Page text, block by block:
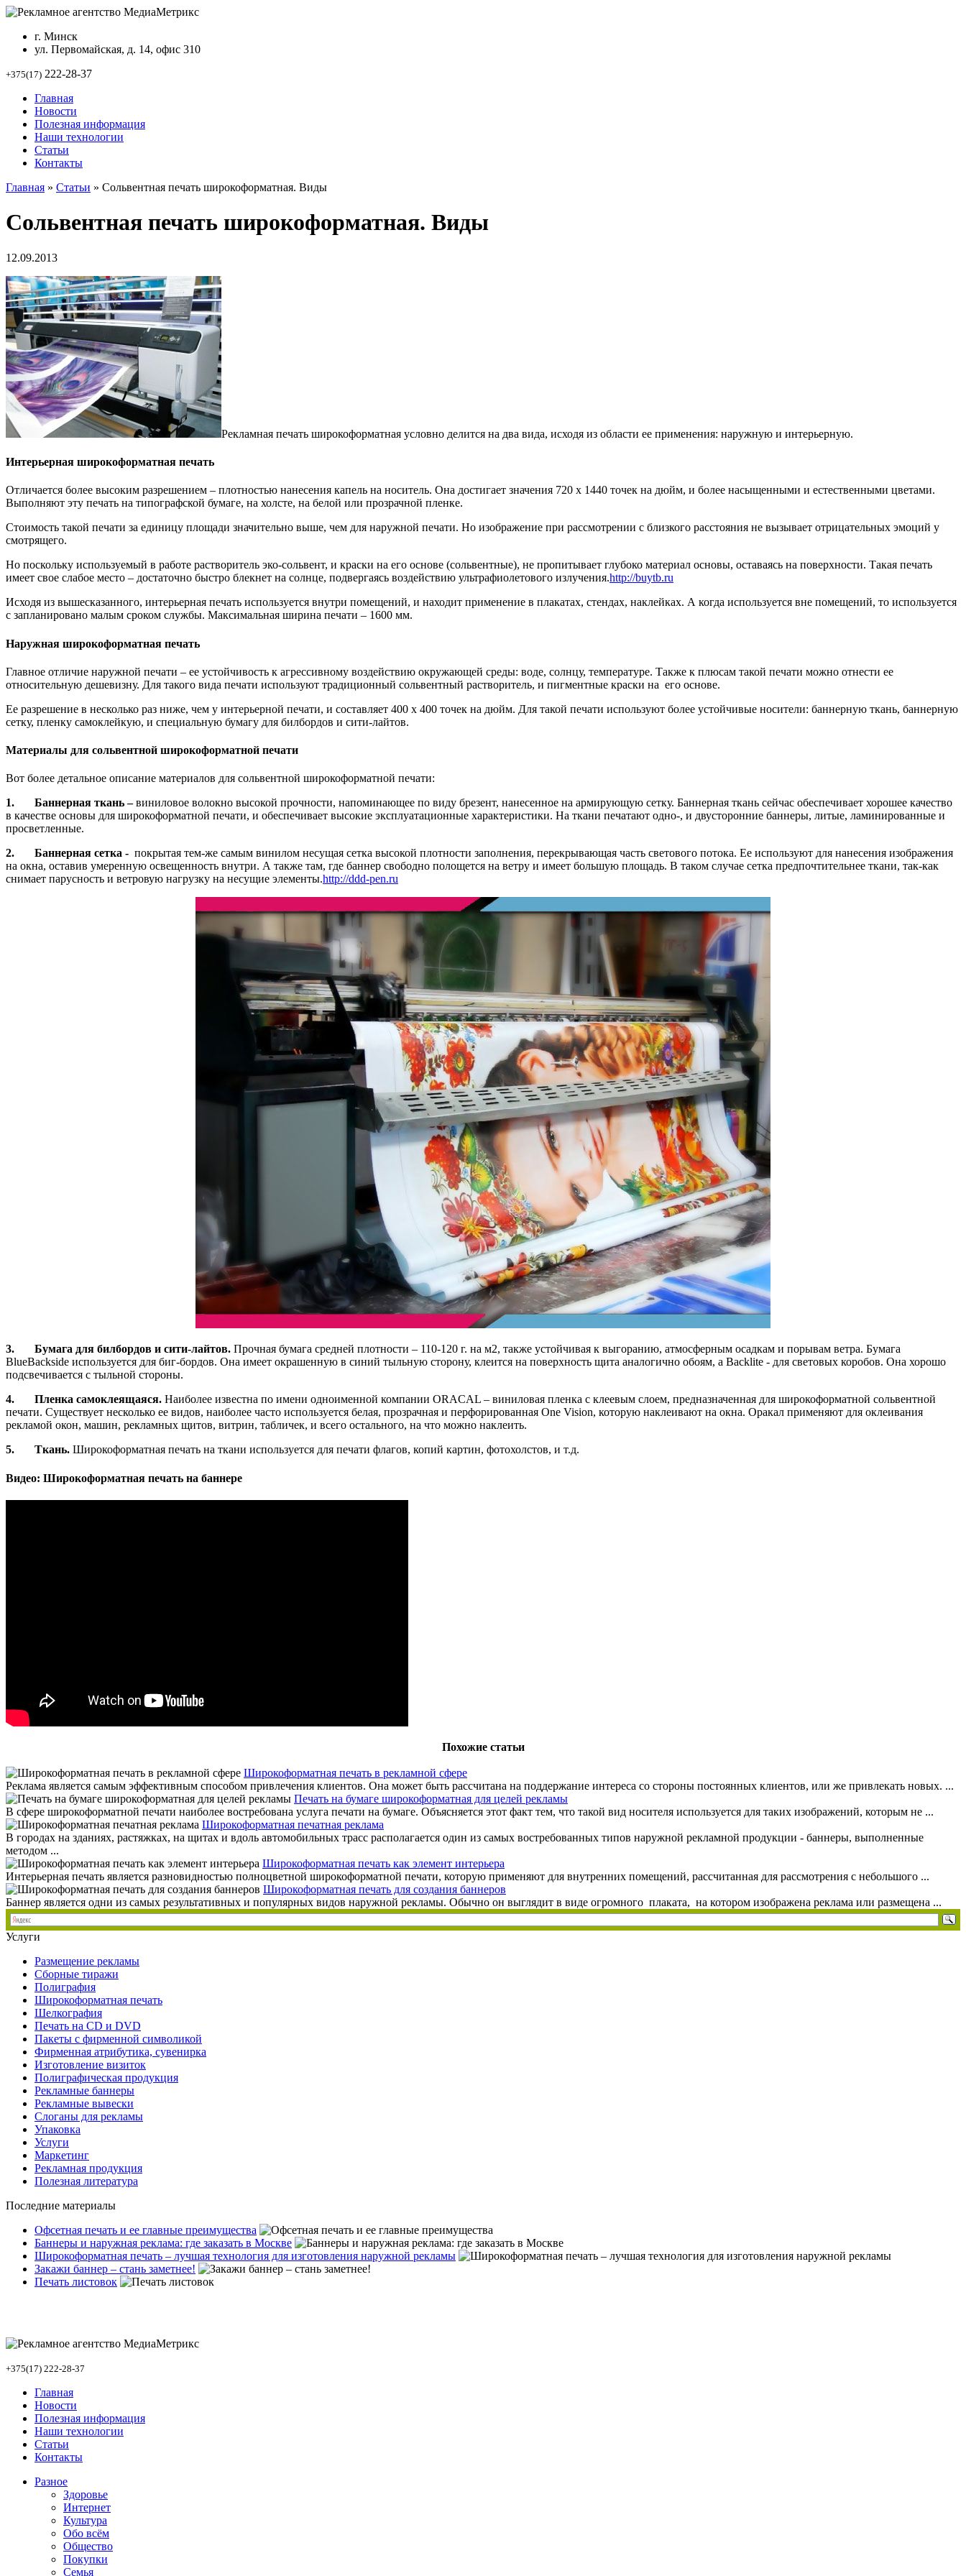
г. Минск
ул. Первомайская, д. 14, офис 310
+375(17) 222-28-37
Главная
Новости
Полезная информация
Наши технологии
Статьи
Контакты
Главная » Статьи » Сольвентная печать широкоформатная. Виды
Сольвентная печать широкоформатная. Виды
12.09.2013
Рекламная печать широкоформатная условно делится на два вида, исходя из области ее применения: наружную и интерьерную.
Интерьерная широкоформатная печать
Отличается более высоким разрешением – плотностью нанесения капель на носитель. Она достигает значения 720 х 1440 точек на дюйм, и более насыщенными и естественными цветами.
Выполняют эту печать на типографской бумаге, на холсте, на белой или прозрачной пленке.
Стоимость такой печати за единицу площади значительно выше, чем для наружной печати. Но изображение при рассмотрении с близкого расстояния не вызывает отрицательных эмоций у
смотрящего.
Но поскольку используемый в работе растворитель эко-сольвент, и краски на его основе (сольвентные), не пропитывает глубоко материал основы, оставаясь на поверхности. Такая печать
имеет свое слабое место – достаточно быстро блекнет на солнце, подвергаясь воздействию ультрафиолетового излучения.http://buytb.ru
Исходя из вышесказанного, интерьерная печать используется внутри помещений, и находит применение в плакатах, стендах, наклейках. А когда используется вне помещений, то используется
с запланировано малым сроком службы. Максимальная ширина печати – 1600 мм.
Наружная широкоформатная печать
Главное отличие наружной печати – ее устойчивость к агрессивному воздействию окружающей среды: воде, солнцу, температуре. Также к плюсам такой печати можно отнести ее
относительную дешевизну. Для такого вида печати используют традиционный сольвентный растворитель, и пигментные краски на его основе.
Ее разрешение в несколько раз ниже, чем у интерьерной печати, и составляет 400 х 400 точек на дюйм. Для такой печати используют более устойчивые носители: баннерную ткань, баннерную
сетку, пленку самоклейкую, и специальную бумагу для билбордов и сити-лайтов.
Материалы для сольвентной широкоформатной печати
Вот более детальное описание материалов для сольвентной широкоформатной печати:
1. Баннерная ткань –виниловое волокно высокой прочности, напоминающее по виду брезент, нанесенное на армирующую сетку. Баннерная ткань сейчас обеспечивает хорошее качество
в качестве основы для широкоформатной печати, и обеспечивает высокие эксплуатационные характеристики. На ткани печатают одно-, и двусторонние баннеры, литые, ламинированные и
просветленные.
2. Баннерная сетка - покрытая тем-же самым винилом несущая сетка высокой плотности заполнения, перекрывающая часть светового потока. Ее используют для нанесения изображения
на окна, оставив умеренную освещенность внутри. А также там, где баннер свободно полощется на ветру и имеет большую площадь. В таком случае сетка предпочтительнее ткани, так-как
снимает парусность и ветровую нагрузку на несущие элементы.http://ddd-pen.ru
3. Бумага для билбордов и сити-лайтов. Прочная бумага средней плотности – 110-120 г. на м2, также устойчивая к выгоранию, атмосферным осадкам и порывам ветра. Бумага
BlueBackside используется для биг-бордов. Она имеет окрашенную в синий тыльную сторону, клеится на поверхность щита аналогично обоям, а Backlitе - для световых коробов. Она хорошо
подсвечивается с тыльной стороны.
4. Пленка самоклеящаяся. Наиболее известна по имени одноименной компании ORACAL – виниловая пленка с клеевым слоем, предназначенная для широкоформатной сольвентной
печати. Существует несколько ее видов, наиболее часто используется белая, прозрачная и перфорированная One Vision, которую наклеивают на окна. Оракал применяют для оклеивания
рекламой окон, машин, рекламных щитов, витрин, табличек, и всего остального, на что можно наклеить.
5. Ткань. Широкоформатная печать на ткани используется для печати флагов, копий картин, фотохолстов, и т.д.
Видео: Широкоформатная печать на баннере
Похожие статьи
Широкоформатная печать в рекламной сфере
Реклама является самым эффективным способом привлечения клиентов. Она может быть рассчитана на поддержание интереса со стороны постоянных клиентов, или же привлекать новых. ...
Печать на бумаге широкоформатная для целей рекламы
В сфере широкоформатной печати наиболее востребована услуга печати на бумаге. Объясняется этот факт тем, что такой вид носителя используется для таких изображений, которым не ...
Широкоформатная печатная реклама
В городах на зданиях, растяжках, на щитах и вдоль автомобильных трасс располагается один из самых востребованных типов наружной рекламной продукции - баннеры, выполненные
методом ...
Широкоформатная печать как элемент интерьера
Интерьерная печать является разновидностью полноцветной широкоформатной печати, которую применяют для внутренних помещений, рассчитанная для рассмотрения с небольшого ...
Широкоформатная печать для создания баннеров
Баннер является одни из самых результативных и популярных видов наружной рекламы. Обычно он выглядит в виде огромного плаката, на котором изображена реклама или размещена ...
Услуги
Размещение рекламы
Сборные тиражи
Полиграфия
Широкоформатная печать
Шелкография
Печать на СD и DVD
Пакеты с фирменной символикой
Фирменная атрибутика, сувенирка
Изготовление визиток
Полиграфическая продукция
Рекламные баннеры
Рекламные вывески
Слоганы для рекламы
Упаковка
Услуги
Маркетинг
Рекламная продукция
Полезная литература
Последние материалы
Офсетная печать и ее главные преимущества
Баннеры и наружная реклама: где заказать в Москве
Широкоформатная печать – лучшая технология для изготовления наружной рекламы
Закажи баннер – стань заметнее!
Печать листовок
+375(17) 222-28-37
Главная
Новости
Полезная информация
Наши технологии
Статьи
Контакты
Разное
Здоровье
Интернет
Культура
Обо всём
Общество
Покупки
Семья